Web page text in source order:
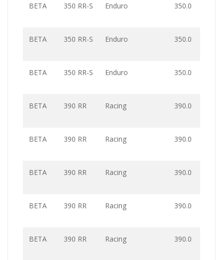
BETA 350 RR-S Enduro 350.0
BETA 350 RR-S Enduro 350.0
BETA 350 RR-S Enduro 350.0
BETA 390 RR Racing 390.0
BETA 390 RR Racing 390.0
BETA 390 RR Racing 390.0
BETA 390 RR Racing 390.0
BETA 390 RR Racing 390.0